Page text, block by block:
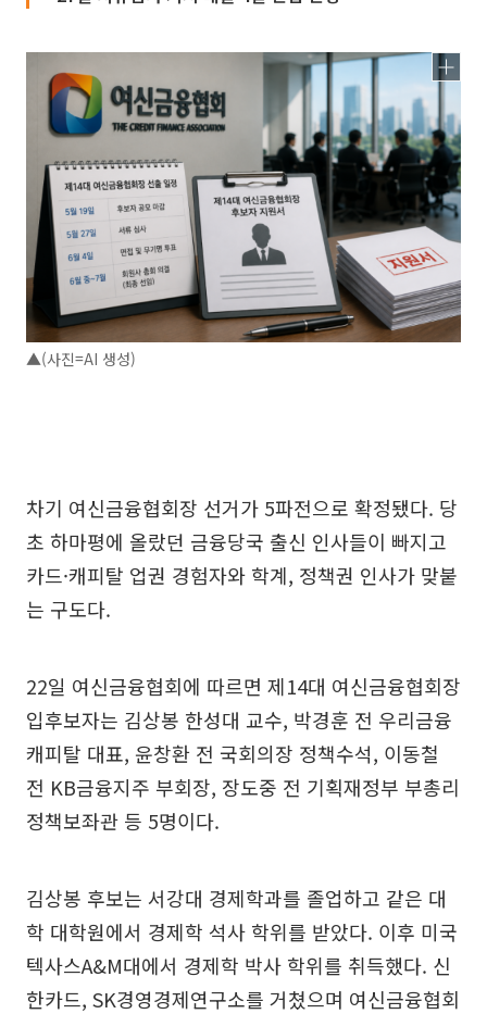
▲(사진=AI 생성)
차기 여신금융협회장 선거가 5파전으로 확정됐다. 당
초 하마평에 올랐던 금융당국 출신 인사들이 빠지고
카드·캐피탈 업권 경험자와 학계, 정책권 인사가 맞붙
는 구도다.
22일 여신금융협회에 따르면 제14대 여신금융협회장
입후보자는 김상봉 한성대 교수, 박경훈 전 우리금융
캐피탈 대표, 윤창환 전 국회의장 정책수석, 이동철
전 KB금융지주 부회장, 장도중 전 기획재정부 부총리
정책보좌관 등 5명이다.
김상봉 후보는 서강대 경제학과를 졸업하고 같은 대
학 대학원에서 경제학 석사 학위를 받았다. 이후 미국
텍사스A&M대에서 경제학 박사 학위를 취득했다. 신
한카드, SK경영경제연구소를 거쳤으며 여신금융협회